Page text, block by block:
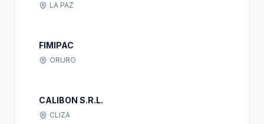
LA PAZ
FIMIPAC
ORURO
CALIBON S.R.L.
CLIZA